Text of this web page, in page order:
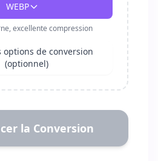
WEBP
excellente compression
options de conversion
(optionnel)
la Conversion